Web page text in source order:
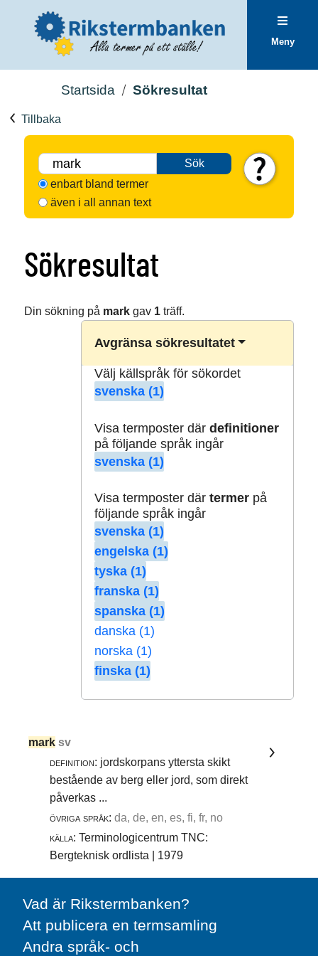
Meny
Startsida Sökresultat
Tillbaka
Sök
enbart bland termer
även i all annan text
Sökresultat
Din sökning på markgav 1träff.
Avgränsa sökresultatet
Välj källspråk för sökordet
svenska (1)
Visa termposter där definitioner
på följande språk ingår
svenska (1)
Visa termposter där termerpå
följande språk ingår
svenska (1)
engelska (1)
tyska (1)
franska (1)
spanska (1)
danska (1)
norska (1)
finska (1)
mark sv
definition: jordskorpans yttersta skikt
bestående av berg eller jord, som direkt
påverkas ...
övriga språk: da, de, en, es, fi, fr, no
källa: Terminologicentrum TNC:
Bergteknisk ordlista | 1979
Vad är Rikstermbanken?
Att publicera en termsamling
Andra språk- och